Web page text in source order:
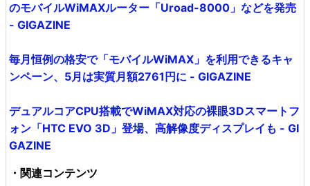
のモバイルWiMAXルーター「Uroad-8000」などを発売
- GIGAZINE
毎月恒例の格安で「モバイルWiMAX」を利用できるキャ
ンペーン、5月は実質月額2761円に - GIGAZINE
デュアルコアCPU搭載でWiMAX対応の裸眼3Dスマートフ
ォン「HTC EVO 3D」登場、高解像度ディスプレイも - GI
GAZINE
・関連コンテンツ